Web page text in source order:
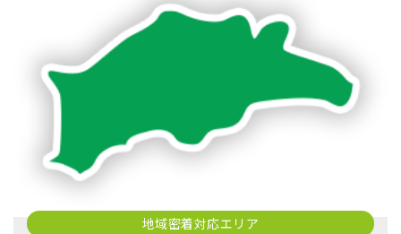
地域密着対応エリア